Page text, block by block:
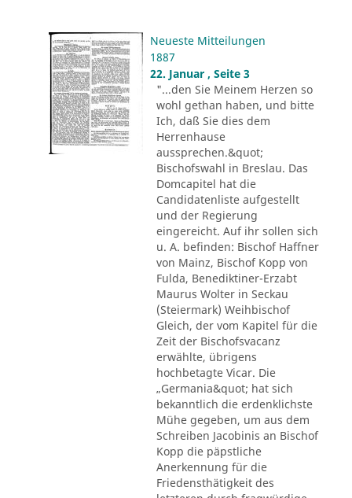
Neueste Mitteilungen
1887
22. Januar , Seite 3
"...den Sie Meinem Herzen so
wohl gethan haben, und bitte
Ich, daß Sie dies dem
Herrenhause
aussprechen.&quot;
Bischofswahl in Breslau. Das
Domcapitel hat die
Candidatenliste aufgestellt
und der Regierung
eingereicht. Auf ihr sollen sich
u. A. befinden: Bischof Haffner
von Mainz, Bischof Kopp von
Fulda, Benediktiner-Erzabt
Maurus Wolter in Seckau
(Steiermark) Weihbischof
Gleich, der vom Kapitel für die
Zeit der Bischofsvacanz
erwählte, übrigens
hochbetagte Vicar. Die
„Germania&quot; hat sich
bekanntlich die erdenklichste
Mühe gegeben, um aus dem
Schreiben Jacobinis an Bischof
Kopp die päpstliche
Anerkennung für die
Friedensthätigkeit des